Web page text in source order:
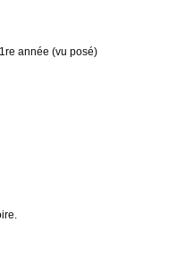
année (vu posé)